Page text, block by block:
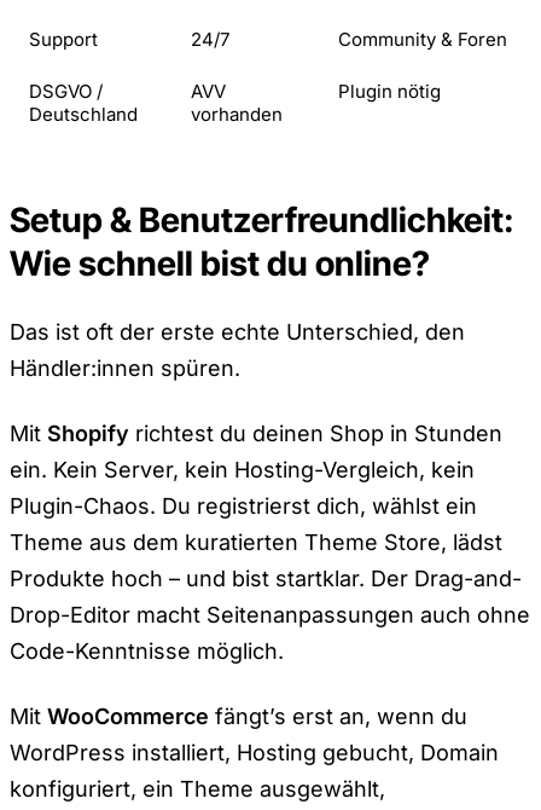
Support 24/7 Community & Foren
DSGVO /
Deutschland
AVV
vorhanden
Plugin nötig
Setup & Benutzerfreundlichkeit:
Wie schnell bist du online?
Das ist oft der erste echte Unterschied, den
Händler:innen spüren.
Mit Shopify richtest du deinen Shop in Stunden
ein. Kein Server, kein Hosting-Vergleich, kein
Plugin-Chaos. Du registrierst dich, wählst ein
Theme aus dem kuratierten Theme Store, lädst
Produkte hoch – und bist startklar. Der Drag-and-
Drop-Editor macht Seitenanpassungen auch ohne
Code-Kenntnisse möglich.
Mit WooCommerce fängt’s erst an, wenn du
WordPress installiert, Hosting gebucht, Domain
konfiguriert, ein Theme ausgewählt,